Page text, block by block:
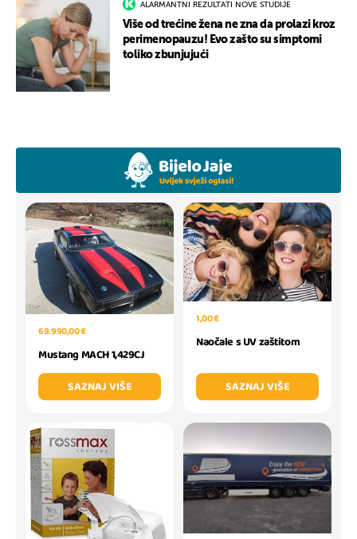
ALARMANTNI REZULTATI NOVE STUDIJE
Više od trećine žena ne zna da prolazi kroz
perimenopauzu! Evo zašto su simptomi
toliko zbunjujući
69.990,00 €
Mustang MACH 1,429CJ
SAZNAJ VIŠE
1,00 €
Naočale s UV zaštitom
SAZNAJ VIŠE